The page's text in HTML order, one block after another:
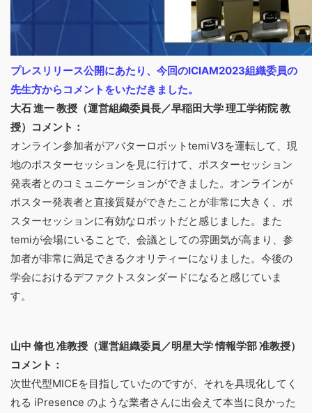
プレスリリース公開にあたり、今回のICIAM2023組織委員の
先生方からコメントをいただきました。
大石 進一 教授（運営組織委員長／早稲田大学 理工学術院 教
授）コメント：
オンライン参加者がアバターロボットtemiV3を運転して、現
地のポスターセッションを見に行けて、ポスターセッション
発表者とのコミュニケーションができました。オンラインが
ポスター発表者と直接質疑ができたことが非常に大きく、ポ
スターセッションに有効なロボットだと感じました。また
temiが会場にいることで、会議としての雰囲気が高まり、参
加者が非常に満足できるクオリティーになりました。今後の
学会におけるデファクトスタンダードになると感じていま
す。
山中 脩也 准教授（運営組織委員／明星大学 情報学部 准教授）
コメント：
次世代型MICEを目指していたのですが、それを具現化してく
れる iPresence のような業者さんに出会えて本当に良かった